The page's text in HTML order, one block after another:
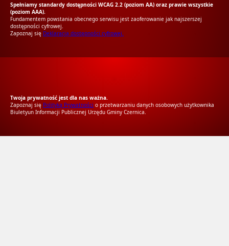
Spełniamy standardy dostępności WCAG 2.2 (poziom AA) oraz prawie wszystkie
(poziom AAA).
Fundamentem powstania obecnego serwisu jest zaoferowanie jak najszerszej
dostępności cyfrowej.
Zapoznaj się Deklaracją dostępności cyfrowej.
Twoja prywatność jest dla nas ważna.
Zapoznaj się Polityką Prywatności o przetwarzaniu danych osobowych użytkownika
Biuletyun Informacji Publicznej Urzędu Gminy Czernica.